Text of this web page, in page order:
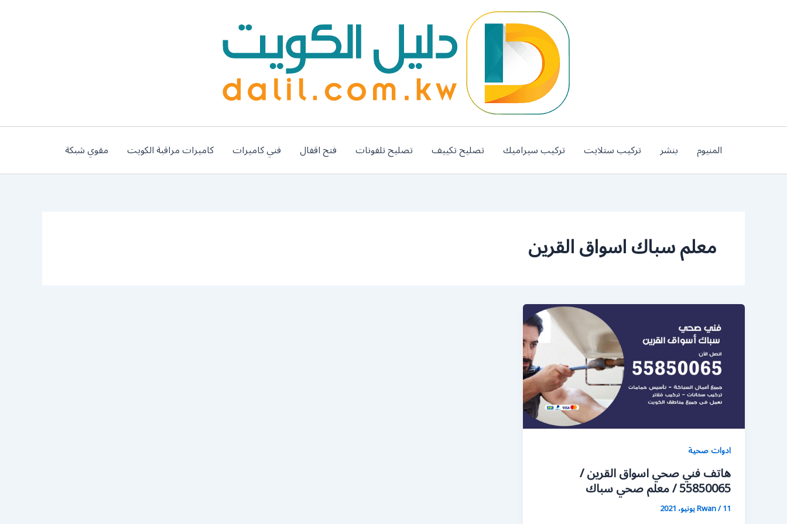
المنيوم بنشر تركيب ستلايت تركيب سيراميك تصليح تكييف تصليح تلفونات فتح اقفال فني كاميرات كاميرات مراقبة الكويت مقوي شبكة
معلم سباك اسواق القرين
ادوات صحية
هاتف فني صحي اسواق القرين /
55850065 / معلم صحي سباك
Rwan/11 يونيو، 2021